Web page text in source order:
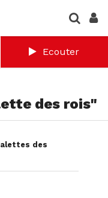
Ecouter
des rois"
des